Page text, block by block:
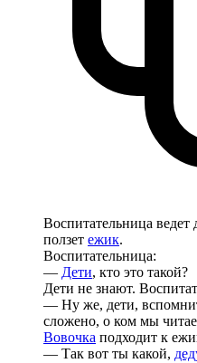
Воспитательница ведет
ползет ежик.
Воспитательница:
— Дети, кто это такой?
Дети не знают.
— Ну же, дети,
сложено, о ком мы
Вовочка подходит к
— Так вот ты какой,